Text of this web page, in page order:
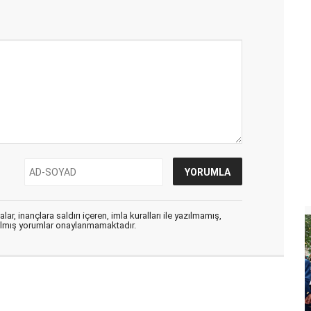
inançlara saldırı içeren, imla kuralları ile yazılmamış,
yorumlar onaylanmamaktadır.